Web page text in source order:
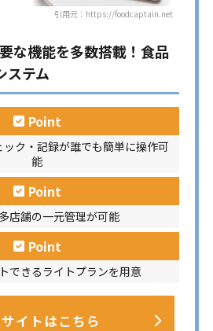
引用元：https://foodcaptain.net
な機能を多数搭載！食品
ステム
Point
ク・記録が誰でも簡単に操作可
能
Point
店舗の一元管理が可能
Point
できるライトプランを用意
イトはこちら